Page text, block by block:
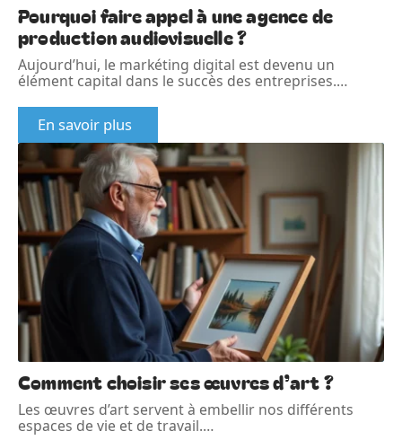
Pourquoi faire appel à une agence de
production audiovisuelle ?
Aujourd’hui, le markéting digital est devenu un
élément capital dans le succès des entreprises.…
En savoir plus
Comment choisir ses œuvres d’art ?
Les œuvres d’art servent à embellir nos différents
espaces de vie et de travail.…